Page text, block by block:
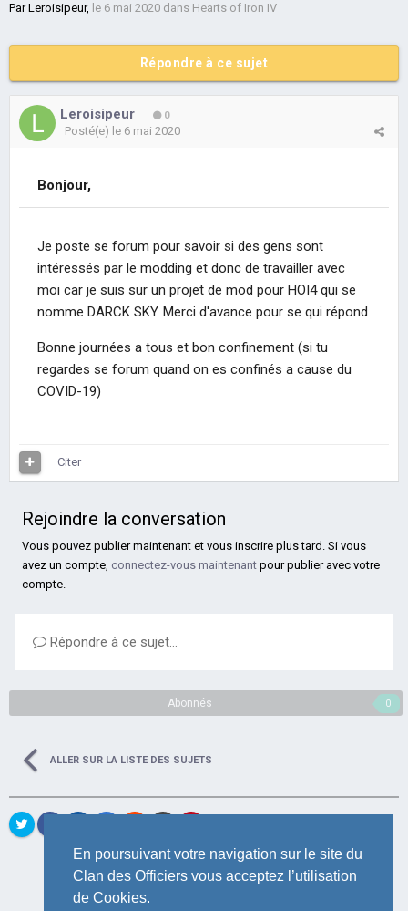
En poursuivant votre navigation sur le site du
Clan des Officiers vous acceptez l’utilisation
de Cookies.
ParLeroisipeur, le 6 mai 2020 dans Hearts of Iron IV
Répondre à ce sujet
Leroisipeur 0
Posté(e) le 6 mai 2020
Bonjour,
Je poste se forum pour savoir si des gens sont
intéressés par le modding et donc de travailler avec
moi car je suis sur un projet de mod pour HOI4 qui se
nomme DARCK SKY. Merci d'avance pour se qui répond
Bonne journées a tous et bon confinement (si tu
regardes se forum quand on es confinés a cause du
COVID-19)
Citer
Rejoindre la conversation
Vous pouvez publier maintenant et vous inscrire plus tard. Si vous
avez un compte, connectez-vous maintenant pour publier avec votre
compte.
Répondre à ce sujet…
Abonnés 0
ALLER SUR LA LISTE DES SUJETS
LANGUE